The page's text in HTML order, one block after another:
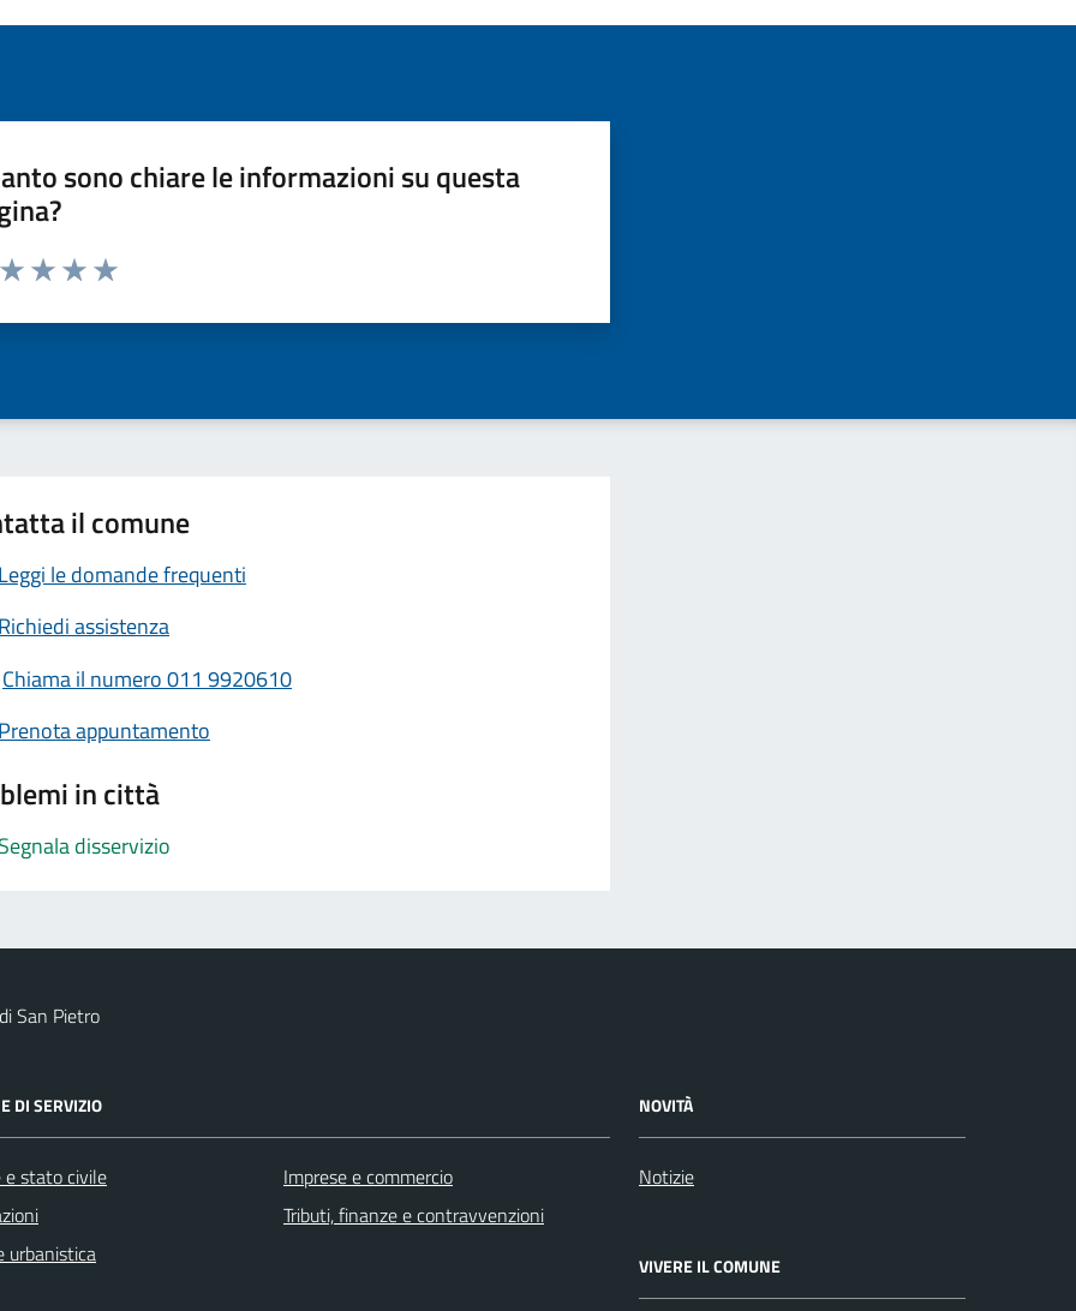
sono chiare le informazioni su questa
da 1 a 5 stelle la pagina
il comune
Leggi le domande frequenti
Richiedi assistenza
Chiama il numero 011 9920610
Prenota appuntamento
in città
Segnala disservizio
San Pietro
DI SERVIZIO
e stato civile
urbanistica
Imprese e commercio
Tributi, finanze e contravvenzioni
NOVITÀ
Notizie
VIVERE IL COMUNE